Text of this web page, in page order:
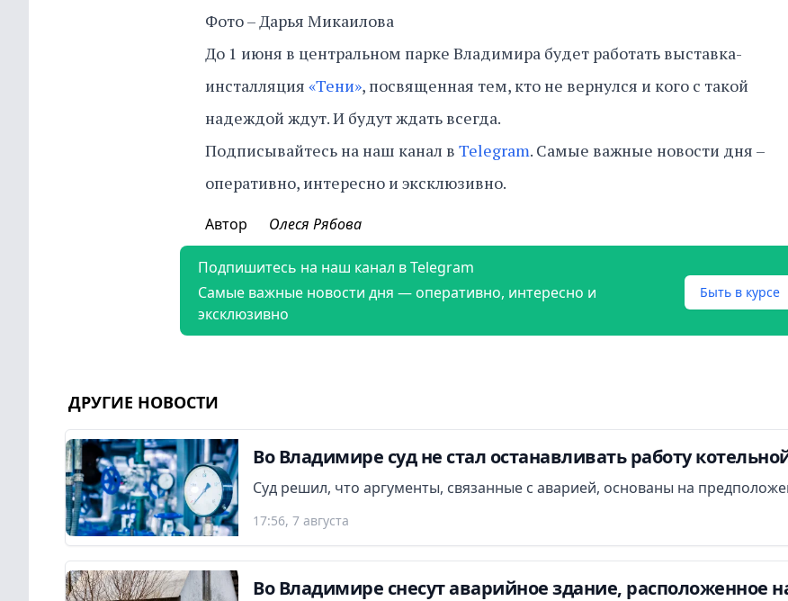
Фото – Дарья Микаилова
До 1 июня в центральном парке Владимира будет работать выставка-
инсталляция «Тени», посвященная тем, кто не вернулся и кого с такой
надеждой ждут. И будут ждать всегда.
Подписывайтесь на наш канал в Telegram. Самые важные новости дня –
оперативно, интересно и эксклюзивно.
Автор Олеся Рябова
Подпишитесь на наш канал в Telegram
Самые важные новости дня — оперативно, интересно и
эксклюзивно
Быть в курсе
ДРУГИЕ НОВОСТИ
Во Владимире суд не стал останавливать работу
Суд решил, что аргументы, связанные с аварией, основаны на
17:56, 7 августа
Во Владимире снесут аварийное здание, расположенное